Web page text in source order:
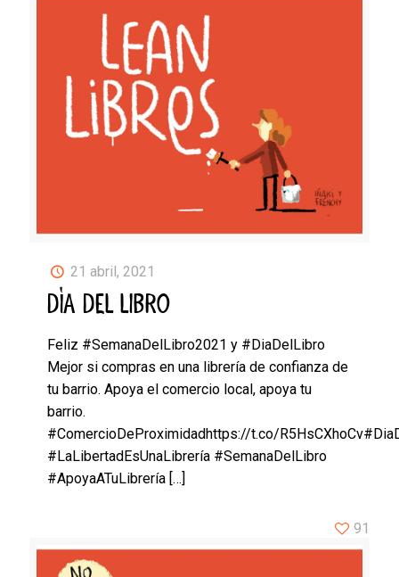
21 abril, 2021
DÍA DEL LIBRO
Feliz #SemanaDelLibro2021 y #DiaDelLibro
Mejor si compras en una librería de confianza de
tu barrio. Apoya el comercio local, apoya tu
barrio.
#ComercioDeProximidadhttps://t.co/
#LaLibertadEsUnaLibrería #SemanaDelLibro
#ApoyaATuLibrería […]
91